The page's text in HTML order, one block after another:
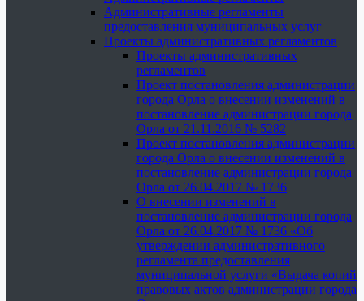
Административные регламенты
предоставления муниципальных услуг
Проекты административных регламентов
Проекты административных
регламентов
Проект постановления администрации
города Орла о внесении изменений в
постановление администрации города
Орла от 21.11.2016 № 5282
Проект постановления администрации
города Орла о внесении изменений в
постановление администрации города
Орла от 26.04.2017 № 1736
О внесении изменений в
постановление администрации города
Орла от 26.04.2017 № 1736 «Об
утверждении административного
регламента предоставления
муниципальной услуги «Выдача копий
правовых актов администрации города